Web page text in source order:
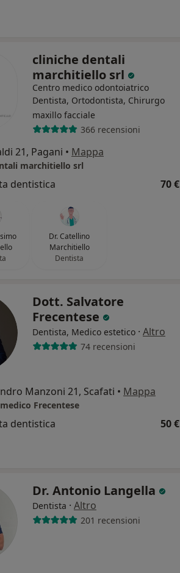
cliniche dentali
marchitiello srl
Centro medico odontoiatrico
Dentista, Ortodontista, Chirurgo
maxillo facciale
366 recensioni
21, Pagani • Mappa
marchitiello srl
dentistica 70 €
Dr. Catellino
Marchitiello
Dentista
Dott. Salvatore
Frecentese
Dentista, Medico estetico · Altro
74 recensioni
Manzoni 21, Scafati • Mappa
Frecentese
dentistica 50 €
Dr. Antonio Langella
Dentista · Altro
201 recensioni